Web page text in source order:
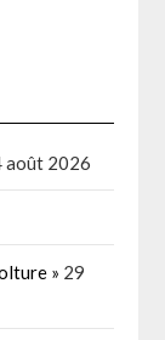
août 2026
» 29